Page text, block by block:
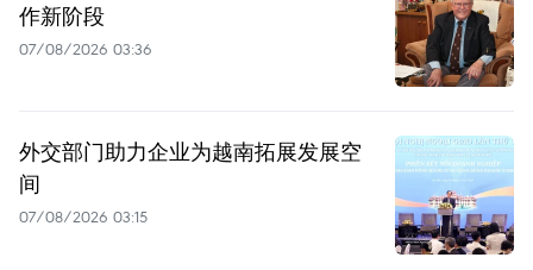
作新阶段
07/08/2026 03:36
外交部门助力企业为越南拓展发展空
间
07/08/2026 03:15